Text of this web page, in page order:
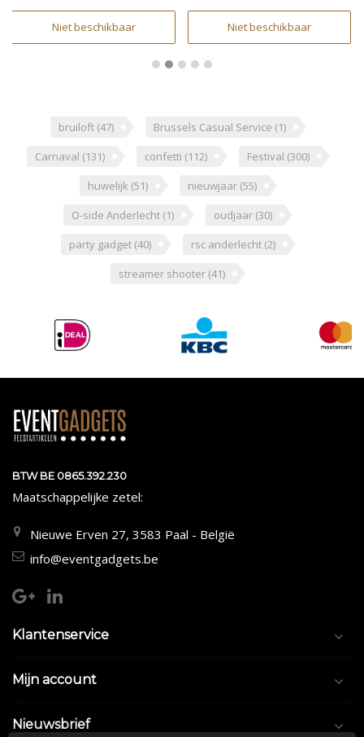
Niet beschikbaar Niet beschikbaar
bruiloft (47) Brussels Casual Service (1)
Carnaval (131) confetti (112) Festival (300)
huwelijk (51) nieuwjaar (55)
O-side Anderlecht (1) oudjaar (30)
party gadget (40) rsc anderlecht (2)
streamer shooter (41)
BTW BE 0865.392.230
Maatschappelijke zetel:
Nieuwe Erven 27, 3583 Paal - België
info@eventgadgets.be
Klantenservice
Mijn account
Nieuwsbrief